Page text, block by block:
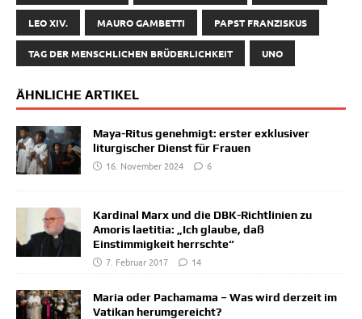
LEO XIV. MAURO GAMBETTI PAPST FRANZISKUS
TAG DER MENSCHLICHEN BRÜDERLICHKEIT UNO
ÄHNLICHE ARTIKEL
Maya-Ritus genehmigt: erster exklusiver
liturgischer Dienst für Frauen
16. November 2024
6
Kardinal Marx und die DBK-Richtlinien zu
Amoris laetitia: „Ich glaube, daß
Einstimmigkeit herrschte“
7. Februar 2017
14
Maria oder Pachamama – Was wird derzeit im
Vatikan herumgereicht?